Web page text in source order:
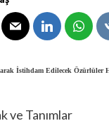
İstihdam Edilecek Özürlüler
ve Tanımlar